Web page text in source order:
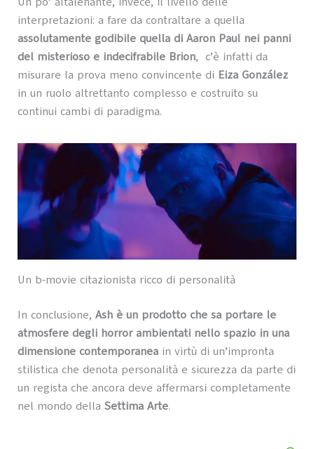
interpretazioni: a fare da contraltare a quella
assolutamente godibile quella di Aaron Paul nei panni
del misterioso e indecifrabile Brion, c’è infatti da
misurare la prova meno convincente di Eiza González
in un ruolo altrettanto complesso e costruito su
continui cambi di paradigma.
Un b-movie citazionista ricco di personalità
In conclusione, Ash è un prodotto che sa portare le
atmosfere degli horror ambientati nello spazio in una
dimensione contemporaneain virtù di un’impronta
stilistica che denota personalità e sicurezza da parte di
un regista che ancora deve affermarsi completamente
nel mondo della Settima Arte.